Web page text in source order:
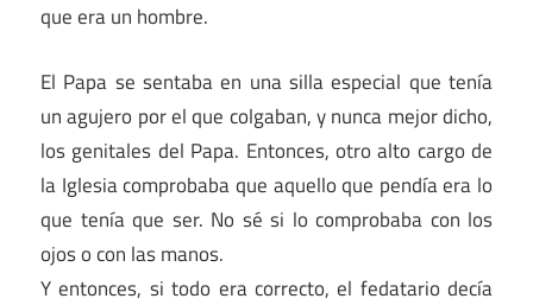
que era un hombre.
El Papa se sentaba en una silla especial que tenía
un agujero por el que colgaban, y nunca mejor dicho,
los genitales del Papa. Entonces, otro alto cargo de
la Iglesia comprobaba que aquello que pendía era lo
que tenía que ser. No sé si lo comprobaba con los
ojos o con las manos.
Y entonces, si todo era correcto, el fedatario decía